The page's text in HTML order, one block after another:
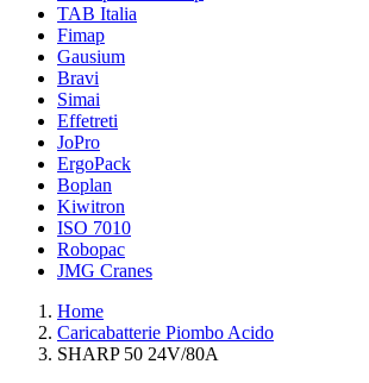
TAB Italia
Fimap
Gausium
Bravi
Simai
Effetreti
JoPro
ErgoPack
Boplan
Kiwitron
ISO 7010
Robopac
JMG Cranes
Home
Caricabatterie Piombo Acido
SHARP 50 24V/80A